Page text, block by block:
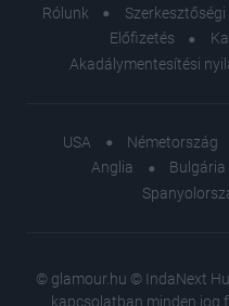
Rólunk
Előfizetés
Akadálymentesítési
USA Németország
Anglia
Bulgária
© glamour.hu © IndaNext
kapcsolatban minden jog